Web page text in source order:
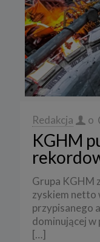
Redakcja o
KGHM
Grupa KGHM
zyskiem netto
przypisanego
dominującej w
[…]